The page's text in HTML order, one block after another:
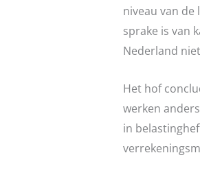
niveau van
sprake is van
Nederland
Het hof
werken
in